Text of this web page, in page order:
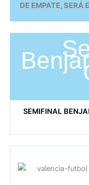
DE EMPATE, SERÁ
SEMIFINAL